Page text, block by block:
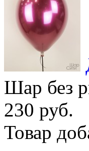
Шар без
230 руб.
Товар